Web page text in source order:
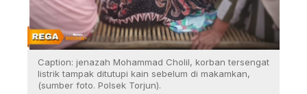
Caption: jenazah Mohammad Cholil, korban tersengat
listrik tampak ditutupi kain sebelum di makamkan,
(sumber foto. Polsek Torjun).